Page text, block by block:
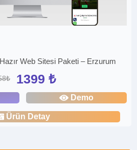
Web Sitesi Paketi – Erzurum
1399 ₺
Demo
Ürün Detay